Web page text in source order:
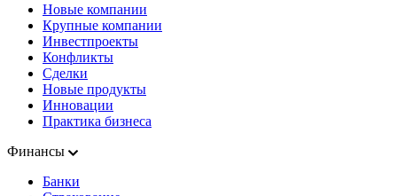
Новые компании
Крупные компании
Инвестпроекты
Конфликты
Сделки
Новые продукты
Инновации
Практика бизнеса
Финансы
Банки